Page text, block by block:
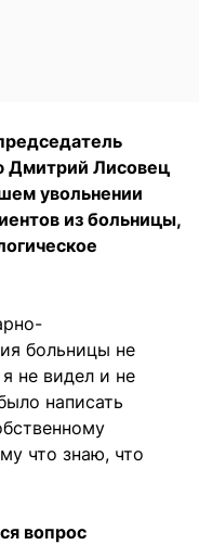
Дмитрий Лисовец
увольнении
из больницы,
больницы не
не видел и не
написать
что знаю, что
вопрос